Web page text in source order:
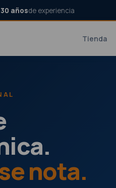
añosde experiencia
Tienda
nota.